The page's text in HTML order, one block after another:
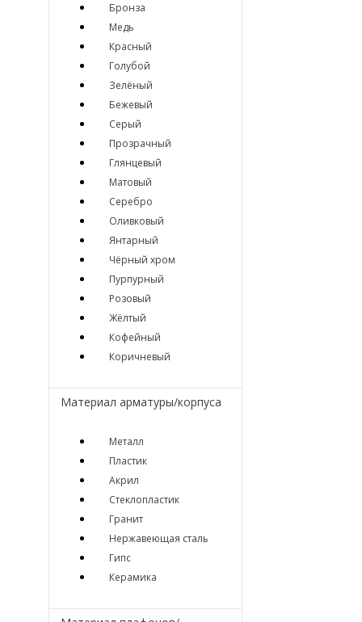
Бронза
Медь
Красный
Голубой
Зелёный
Бежевый
Серый
Прозрачный
Глянцевый
Матовый
Серебро
Оливковый
Янтарный
Чёрный хром
Пурпурный
Розовый
Жёлтый
Кофейный
Коричневый
Материал арматуры/корпуса
Металл
Пластик
Акрил
Стеклопластик
Гранит
Нержавеющая сталь
Гипс
Керамика